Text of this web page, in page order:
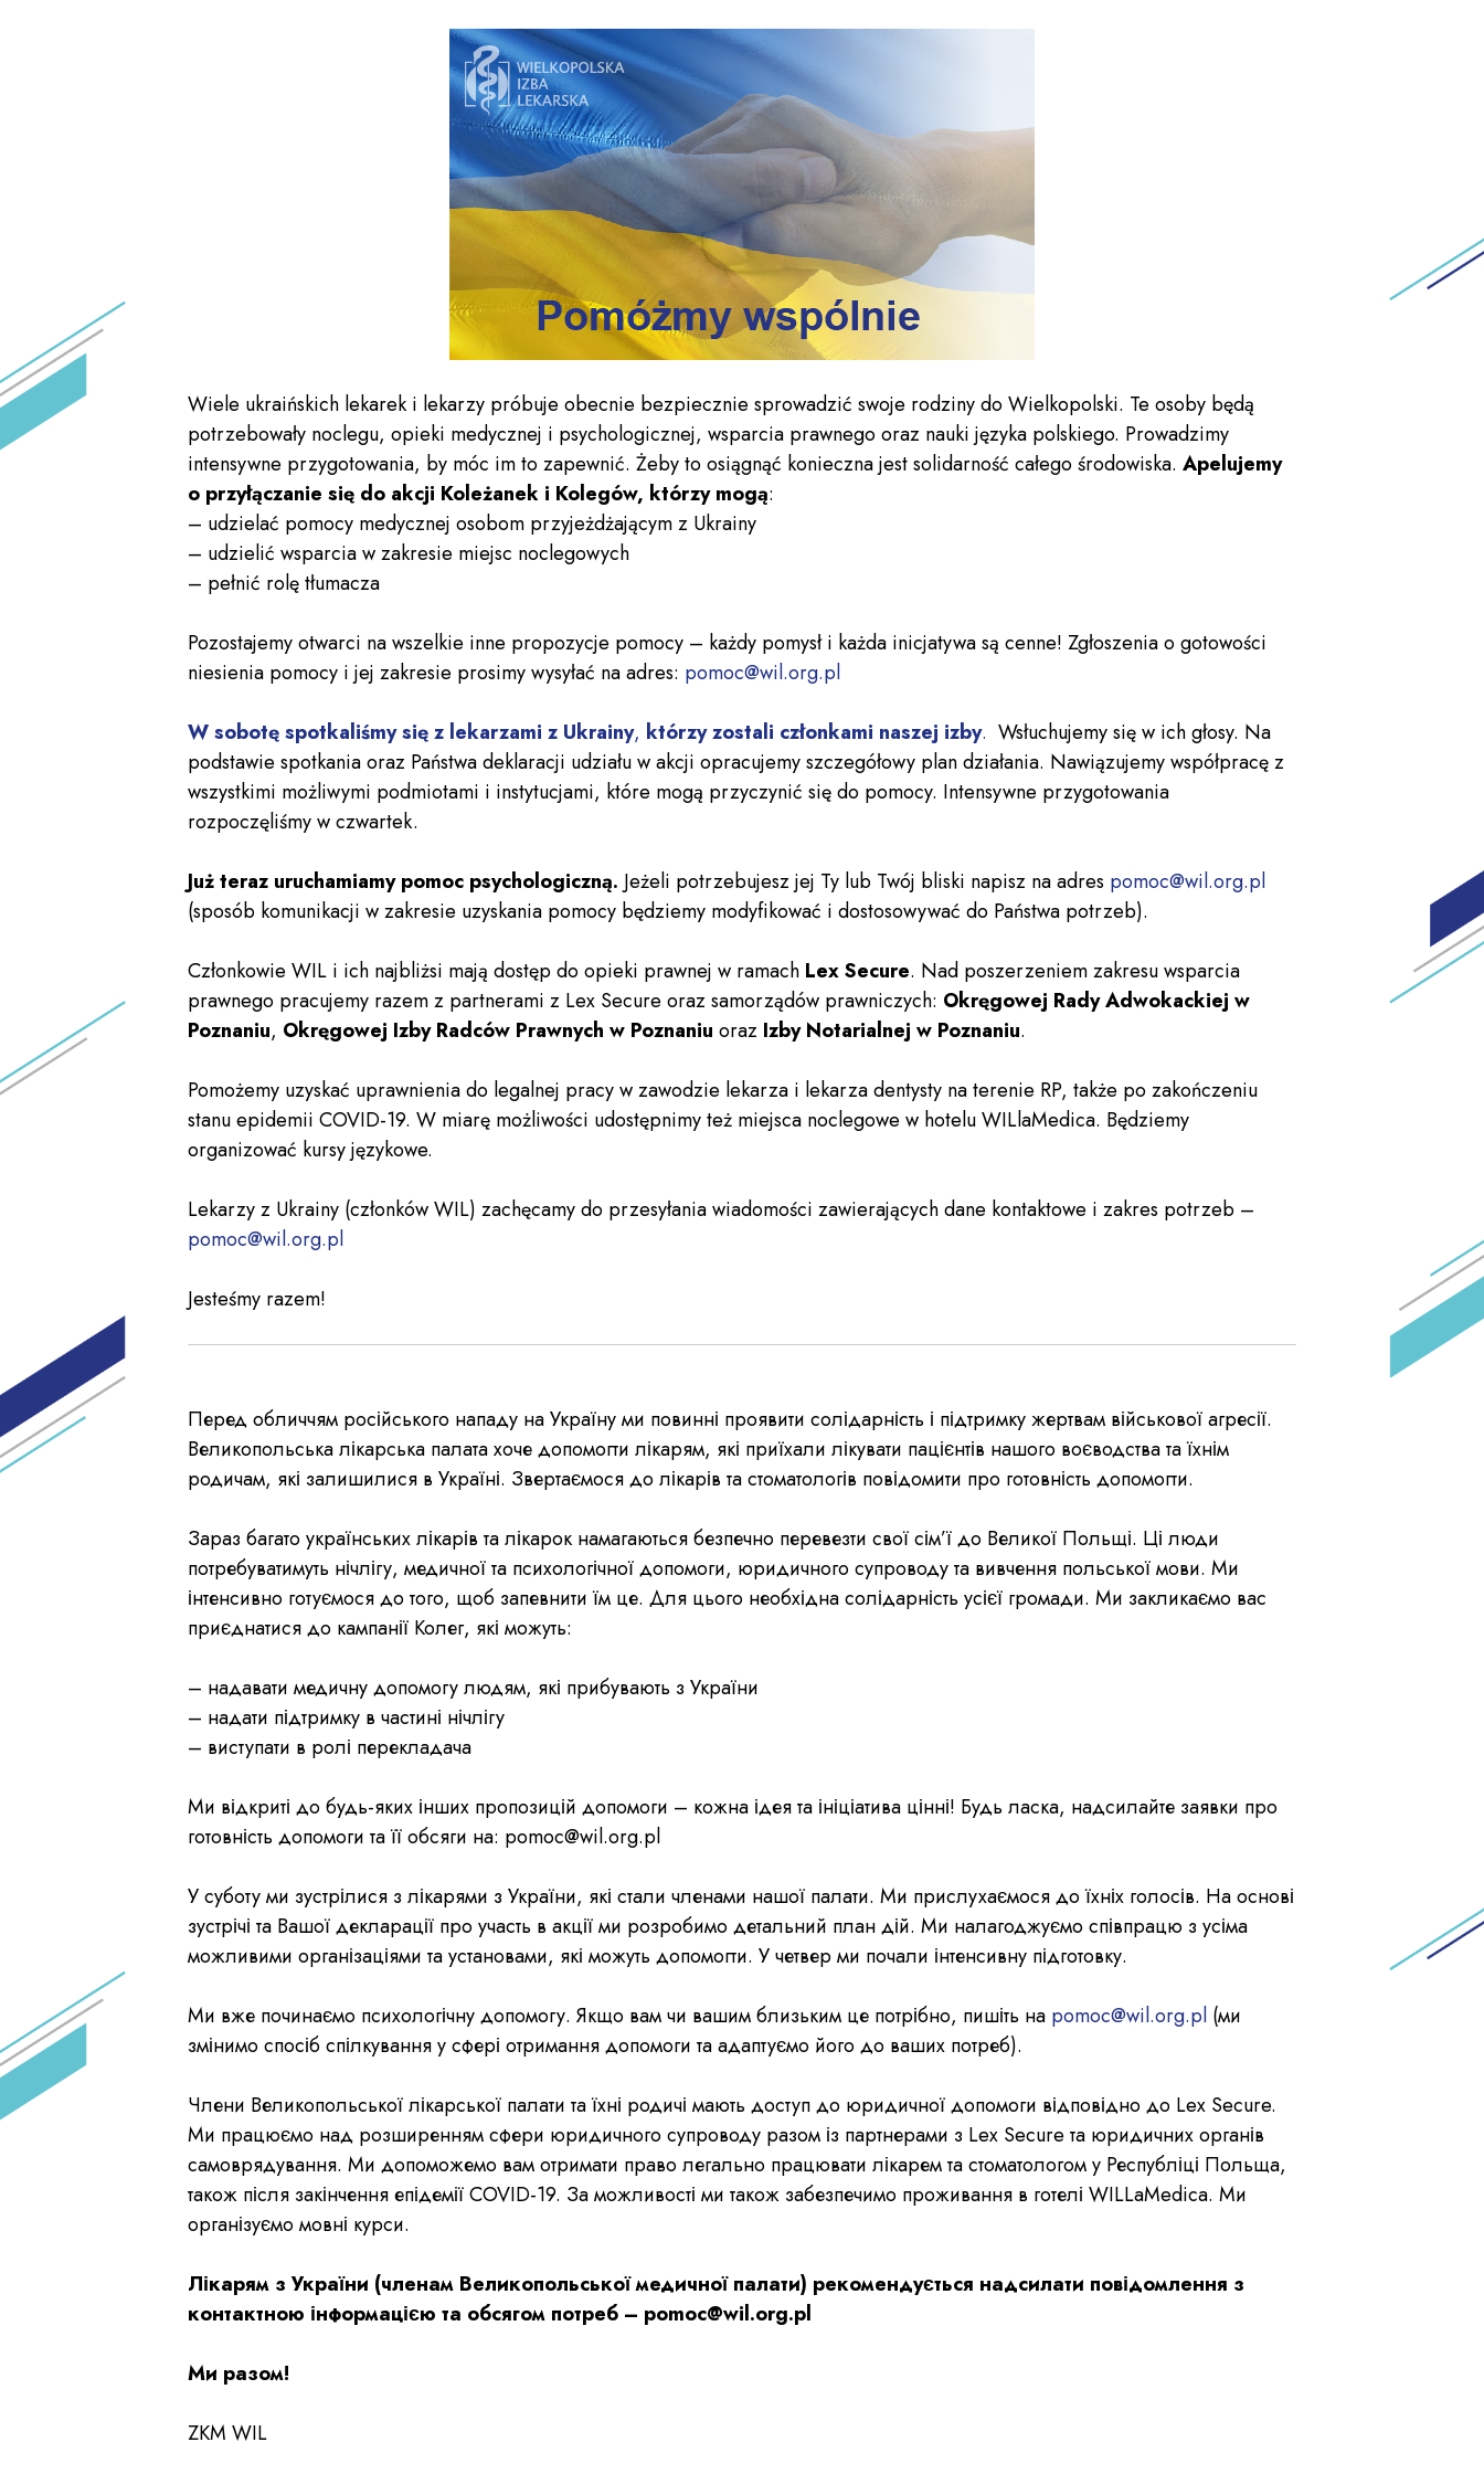
Wiele ukraińskich lekarek i lekarzy próbuje obecnie bezpiecznie sprowadzić swoje rodziny do Wielkopolski. Te osoby będą
potrzebowały noclegu, opieki medycznej i psychologicznej, wsparcia prawnego oraz nauki języka polskiego. Prowadzimy
intensywne przygotowania, by móc im to zapewnić. Żeby to osiągnąć konieczna jest solidarność całego środowiska. Apelujemy
o przyłączanie się do akcji Koleżanek i Kolegów, którzy mogą:
– udzielać pomocy medycznej osobom przyjeżdżającym z Ukrainy
– udzielić wsparcia w zakresie miejsc noclegowych
– pełnić rolę tłumacza
Pozostajemy otwarci na wszelkie inne propozycje pomocy – każdy pomysł i każda inicjatywa są cenne! Zgłoszenia o gotowości
niesienia pomocy i jej zakresie prosimy wysyłać na adres: pomoc@wil.org.pl
W sobotę spotkaliśmy się z lekarzami z Ukrainy, którzy zostali członkami naszej izby. Wsłuchujemy się w ich głosy. Na
podstawie spotkania oraz Państwa deklaracji udziału w akcji opracujemy szczegółowy plan działania. Nawiązujemy współpracę z
wszystkimi możliwymi podmiotami i instytucjami, które mogą przyczynić się do pomocy. Intensywne przygotowania
rozpoczęliśmy w czwartek.
Już teraz uruchamiamy pomoc psychologiczną. Jeżeli potrzebujesz jej Ty lub Twój bliski napisz na adres pomoc@wil.org.pl
(sposób komunikacji w zakresie uzyskania pomocy będziemy modyfikować i dostosowywać do Państwa potrzeb).
Członkowie WIL i ich najbliżsi mają dostęp do opieki prawnej w ramach Lex Secure. Nad poszerzeniem zakresu wsparcia
prawnego pracujemy razem z partnerami z Lex Secure oraz samorządów prawniczych: Okręgowej Rady Adwokackiej w
Poznaniu, Okręgowej Izby Radców Prawnych w Poznaniu oraz Izby Notarialnej w Poznaniu.
Pomożemy uzyskać uprawnienia do legalnej pracy w zawodzie lekarza i lekarza dentysty na terenie RP, także po zakończeniu
stanu epidemii COVID-19. W miarę możliwości udostępnimy też miejsca noclegowe w hotelu WILlaMedica. Będziemy
organizować kursy językowe.
Lekarzy z Ukrainy (członków WIL) zachęcamy do przesyłania wiadomości zawierających dane kontaktowe i zakres potrzeb –
pomoc@wil.org.pl
Jesteśmy razem!
Перед обличчям російського нападу на Україну ми повинні проявити солідарність і підтримку жертвам військової агресії.
Великопольська лікарська палата хоче допомогти лікарям, які приїхали лікувати пацієнтів нашого воєводства та їхнім
родичам, які залишилися в Україні. Звертаємося до лікарів та стоматологів повідомити про готовність допомогти.
Зараз багато українських лікарів та лікарок намагаються безпечно перевезти свої сім’ї до Великої Польщі. Ці люди
потребуватимуть нічлігу, медичної та психологічної допомоги, юридичного супроводу та вивчення польської мови. Ми
інтенсивно готуємося до того, щоб запевнити їм це. Для цього необхідна солідарність усієї громади. Ми закликаємо вас
приєднатися до кампанії Колег, які можуть:
– надавати медичну допомогу людям, які прибувають з України
– надати підтримку в частині нічлігу
– виступати в ролі перекладача
Ми відкриті до будь-яких інших пропозицій допомоги – кожна ідея та ініціатива цінні! Будь ласка, надсилайте заявки про
готовність допомоги та її обсяги на: pomoc@wil.org.pl
У суботу ми зустрілися з лікарями з України, які стали членами нашої палати. Ми прислухаємося до їхніх голосів. На основі
зустрічі та Вашої декларації про участь в акції ми розробимо детальний план дій. Ми налагоджуємо співпрацю з усіма
можливими організаціями та установами, які можуть допомогти. У четвер ми почали інтенсивну підготовку.
Ми вже починаємо психологічну допомогу. Якщо вам чи вашим близьким це потрібно, пишіть на pomoc@wil.org.pl (ми
змінимо спосіб спілкування у сфері отримання допомоги та адаптуємо його до ваших потреб).
Члени Великопольської лікарської палати та їхні родичі мають доступ до юридичної допомоги відповідно до Lex Secure.
Ми працюємо над розширенням сфери юридичного супроводу разом із партнерами з Lex Secure та юридичних органів
самоврядування. Ми допоможемо вам отримати право легально працювати лікарем та стоматологом у Республіці Польща,
також після закінчення епідемії COVID-19. За можливості ми також забезпечимо проживання в готелі WILLaMedica. Ми
організуємо мовні курси.
Лікарям з України (членам Великопольської медичної палати) рекомендується надсилати повідомлення з
контактною інформацією та обсягом потреб – pomoc@wil.org.pl
Ми разом!
ZKM WIL